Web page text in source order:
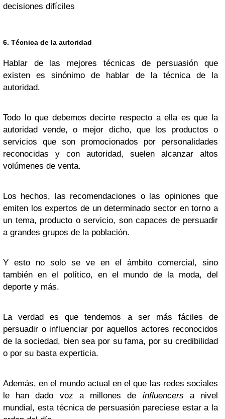
decisiones difíciles
6. Técnica de la autoridad
Hablar de las mejores técnicas de persuasión que
existen es sinónimo de hablar de la técnica de la
autoridad.
Todo lo que debemos decirte respecto a ella es que la
autoridad vende, o mejor dicho, que los productos o
servicios que son promocionados por personalidades
reconocidas y con autoridad, suelen alcanzar altos
volúmenes de venta.
Los hechos, las recomendaciones o las opiniones que
emiten los expertos de un determinado sector en torno a
un tema, producto o servicio, son capaces de persuadir
a grandes grupos de la población.
Y esto no solo se ve en el ámbito comercial, sino
también en el político, en el mundo de la moda, del
deporte y más.
La verdad es que tendemos a ser más fáciles de
persuadir o influenciar por aquellos actores reconocidos
de la sociedad, bien sea por su fama, por su credibilidad
o por su basta experticia.
Además, en el mundo actual en el que las redes sociales
le han dado voz a millones de influencers a nivel
mundial, esta técnica de persuasión pareciese estar a la